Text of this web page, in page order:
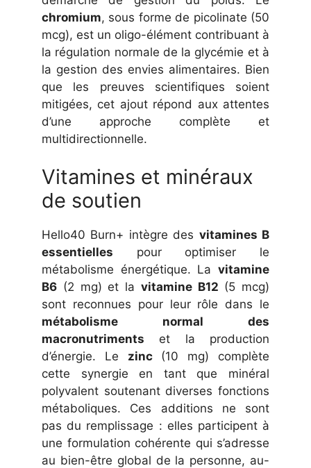
chromium, sous forme de picolinate (50
mcg), est un oligo-élément contribuant à
la régulation normale de la glycémie et à
la gestion des envies alimentaires. Bien
que les preuves scientifiques soient
mitigées, cet ajout répond aux attentes
d’une approche complète et
multidirectionnelle.
Vitamines et minéraux
de soutien
Hello40 Burn+ intègre des vitamines B
essentielles pour optimiser le
métabolisme énergétique. La vitamine
B6 (2 mg) et la vitamine B12 (5 mcg)
sont reconnues pour leur rôle dans le
métabolisme normal des
macronutriments et la production
d’énergie. Le zinc(10 mg) complète
cette synergie en tant que minéral
polyvalent soutenant diverses fonctions
métaboliques. Ces additions ne sont
pas du remplissage : elles participent à
une formulation cohérente qui s’adresse
au bien-être global de la personne, au-